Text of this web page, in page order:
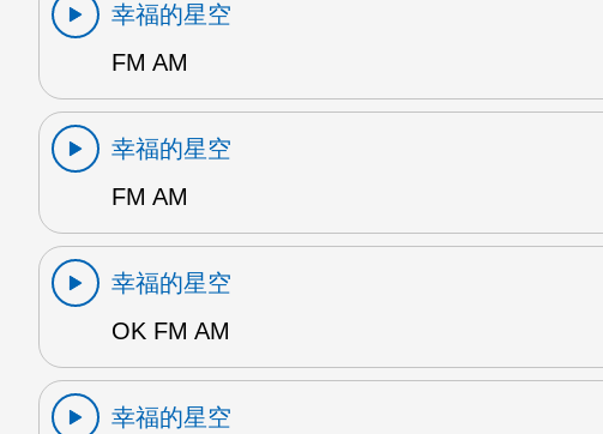
幸福的星空
FM AM
幸福的星空
FM AM
幸福的星空
OK FM AM
幸福的星空